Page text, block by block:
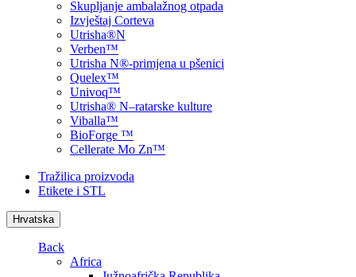
Skupljanje ambalažnog otpada
Izvještaj Corteva
Utrisha®N
Verben™
Utrisha N®-primjena u pšenici
Quelex™
Univoq™
Utrisha® N–ratarske kulture
Viballa™
BioForge ™
Cellerate Mo Zn™
Tražilica proizvoda
Etikete i STL
Hrvatska
Back
Africa